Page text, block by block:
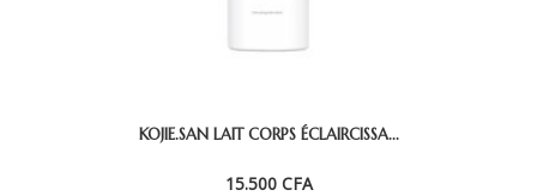
KOJIE.SAN LAIT CORPS ÉCLAIRCISSA...
15.500 CFA